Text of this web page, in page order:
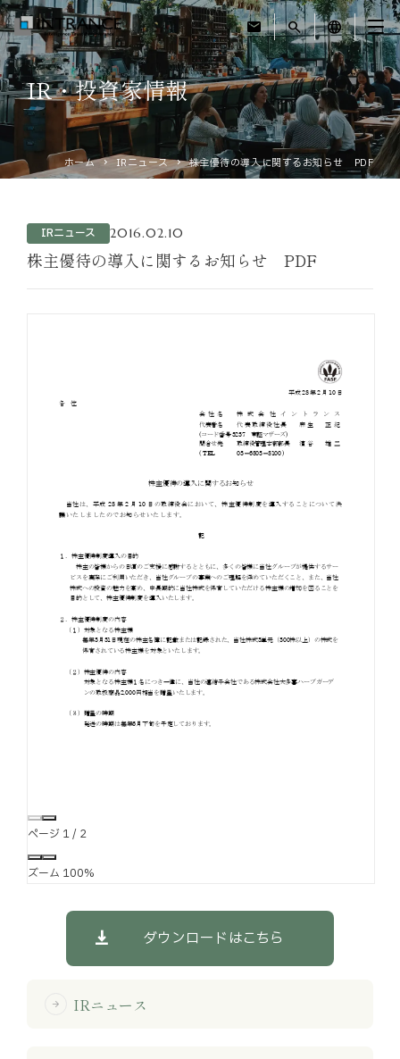
mail search language
トップ
企業情報
運営ホテル
採用情報
お問い合わせ
サイトマップ
IR・投資家情報
ホーム IRニュース 株主優待の導入に関するお知らせ PDF
IRニュース 2016.02.10
株主優待の導入に関するお知らせ PDF
ページ 1/ 2
ズーム 100%
ダウンロードはこちら
arrow_forward IRニュース